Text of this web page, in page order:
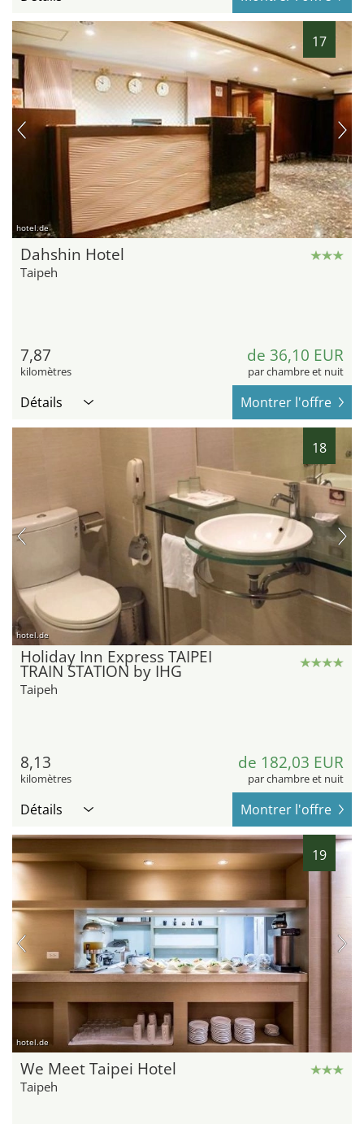
17
hotel.de
Dahshin Hotel
Taipeh
7,87
kilomètres
de 36,10 EUR
par chambre et nuit
Détails Montrer l'offre
18
hotel.de
Holiday Inn Express TAIPEI
TRAIN STATION by IHG
Taipeh
8,13
kilomètres
de 182,03 EUR
par chambre et nuit
Détails Montrer l'offre
19
hotel.de
We Meet Taipei Hotel
Taipeh